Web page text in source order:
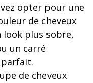
opter pour une
de cheveux
look plus sobre,
un carré
de cheveux